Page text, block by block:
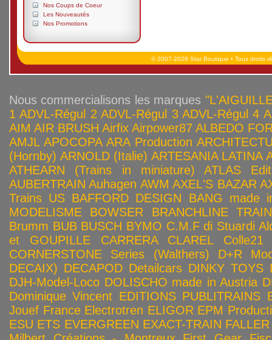
Nos Coups de Coeur
Les Nouveautés
Nos Promotions
© 2007-2026 Star Boutique • Tous droits
Nous commercialisons les marques
1 ADVL-Régul 2 ADVL-Régul 3 ADVL-Régul 4
AIM AIR BRUSH Airfix Airpower87 ALBEDO
AMJL APOCOPA ARA Production
(Hornby) ARNOLD (Italie) ARTESANIA LATINA
ATHEARN (Trains in miniature)
ATLAS
AUBERTRAIN Auhagen AWM AXEL'S BAZAR
Trains US BAFFORD DESIGN
BANG made
MODELISME
BOWSER
BRANCHLINE
Brumm BUB BUSCH BYMO C.M.F di Stuardi
et GOUPILLE
CARRERA CLAREL
Colle21
CORNERSTONE Series (Walthers)
D+R
DECAIX) DECAPOD Detailcars DINKY TOYS
DJH-Model-Loco DOLISCHO made in Austria
Dominique Vincent EDITIONS PUBLITRAINS
Jouef France Electrotren ELIGOR EPM
ESU ETS EVERGREEN EXACT-TRAIN FALLER